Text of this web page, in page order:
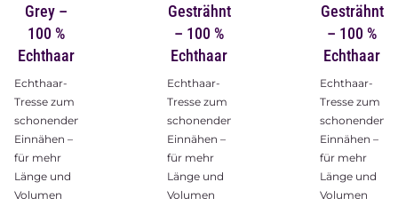
Grey –
100 %
Echthaar
Echthaar-
Tresse zum
schonenden
Einnähen –
für mehr
Länge und
Volumen
Gesträhnt
– 100 %
Echthaar
Echthaar-
Tresse zum
schonenden
Einnähen –
für mehr
Länge und
Volumen
Gesträhnt
– 100 %
Echthaar
Echthaar-
Tresse zum
schonenden
Einnähen –
für mehr
Länge und
Volumen